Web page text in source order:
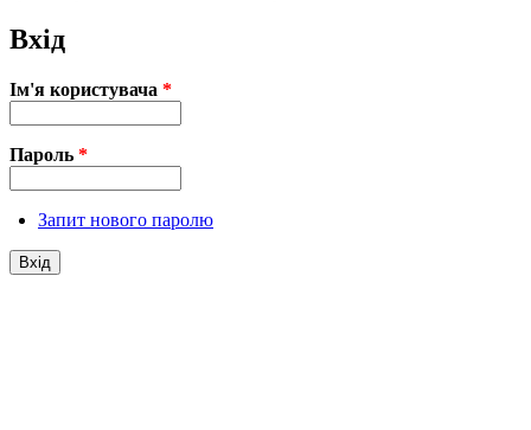
Вхід
Ім'я користувача *
Пароль *
Запит нового паролю